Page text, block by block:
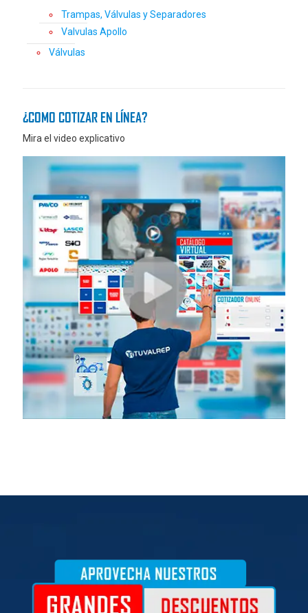
Trampas, Válvulas y Separadores
Valvulas Apollo
Válvulas
¿COMO COTIZAR EN LÍNEA?
Mira el video explicativo